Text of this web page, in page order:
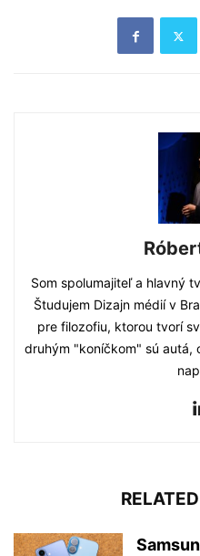
Som spolumajiteľ a hlavný
Študujem Dizajn médií v
pre filozofiu, ktorou tvorí
druhým "koníčkom" sú autá,